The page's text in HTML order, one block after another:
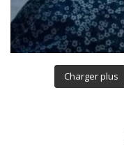
Charger plus